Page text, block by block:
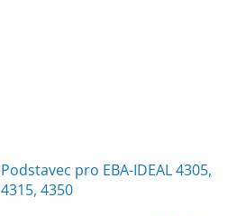
Podstavec pro EBA-IDEAL 4305,
4315, 4350